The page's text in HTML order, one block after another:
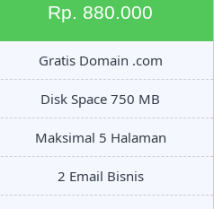
Rp. 880.000
Gratis Domain .com
Disk Space 750 MB
Maksimal 5 Halaman
2 Email Bisnis